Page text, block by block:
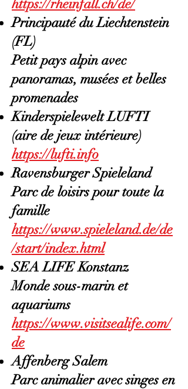
https://rheinfall.ch/de/
Principauté du Liechtenstein
(FL)
Petit pays alpin avec
panoramas, musées et belles
promenades
Kinderspielewelt LUFTI
(aire de jeux intérieure)
https://lufti.info
Ravensburger Spieleland
Parc de loisirs pour toute la
famille
https://www.spieleland.de/de
/start/index.html
SEA LIFE Konstanz
Monde sous-marin et
aquariums
https://www.visitsealife.com/
de
Affenberg Salem
Parc animalier avec singes en